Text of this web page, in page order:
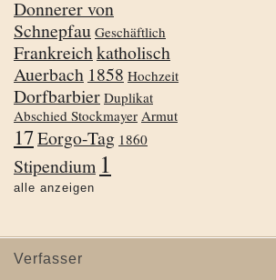
Donnerer von
Schnepfau Geschäftlich
Frankreichkatholisch
Auerbach 1858 Hochzeit
Dorfbarbier Duplikat
Abschied Stockmayer Armut
17Eorgo-Tag 1860
Stipendium 1
alle anzeigen
Verfasser